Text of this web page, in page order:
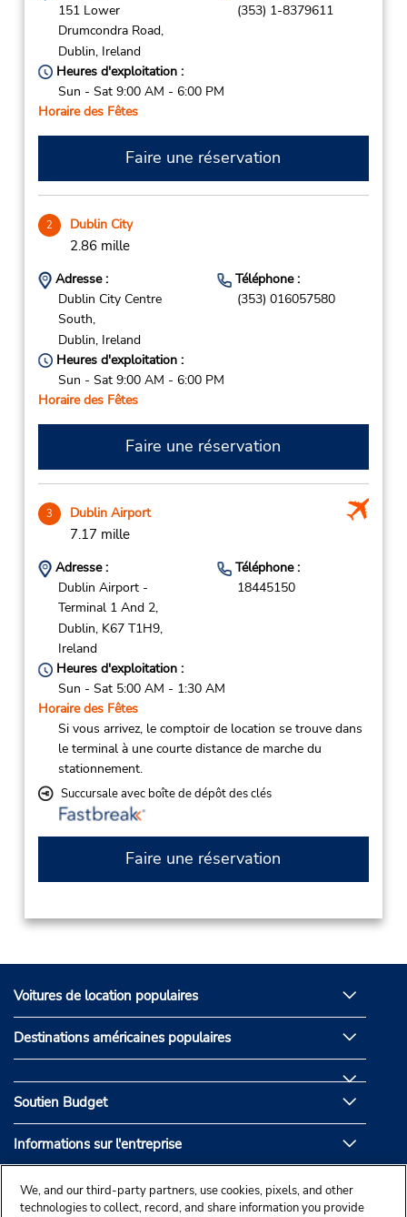
151 Lower
Drumcondra Road,
Dublin, Ireland
(353) 1-8379611
Heures d'exploitation :
Sun - Sat 9:00 AM - 6:00 PM
Horaire des Fêtes
Faire une réservation
2 Dublin City
2.86 mille
Adresse :
Dublin City Centre
South,
Dublin, Ireland
Téléphone :
(353) 016057580
Heures d'exploitation :
Sun - Sat 9:00 AM - 6:00 PM
Horaire des Fêtes
Faire une réservation
3 Dublin Airport
7.17 mille
Adresse :
Dublin Airport -
Terminal 1 And 2,
Dublin, K67 T1H9,
Ireland
Téléphone :
18445150
Heures d'exploitation :
Sun - Sat 5:00 AM - 1:30 AM
Horaire des Fêtes
Si vous arrivez, le comptoir de location se trouve dans
le terminal à une courte distance de marche du
stationnement.
Succursale avec boîte de dépôt des clés
Faire une réservation
Voitures de location populaires
Destinations américaines populaires
Soutien Budget
Informations sur l'entreprise
Partenaires de Budget
We, and our third-party partners, use cookies, pixels, and other
technologies to collect, record, and share information you provide